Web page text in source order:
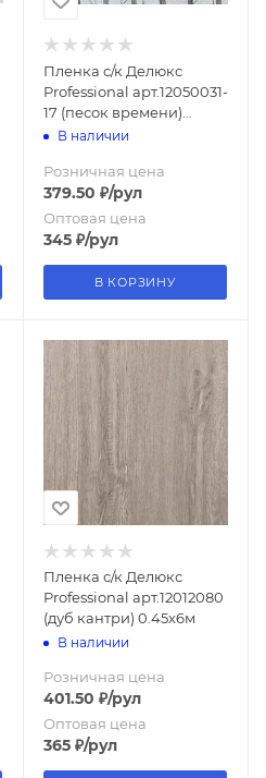
Пленка с/к Делюкс
Professional арт.12050031-
17 (песок времени)
0.45х6м
В наличии
Розничная цена
379.50 ₽/рул
Оптовая цена
345₽/рул
В КОРЗИНУ
Пленка с/к Делюкс
Professional арт.12012080
(дуб кантри) 0.45х6м
В наличии
Розничная цена
401.50 ₽/рул
Оптовая цена
365₽/рул